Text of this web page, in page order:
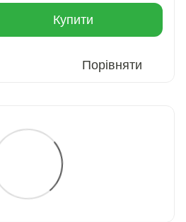
Купити
Порівняти